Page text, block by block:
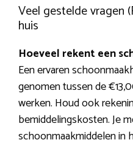
Veel gestelde vragen
huis
Hoeveel rekent een
Een ervaren
genomen tussen de
werken. Houd ook
bemiddelingskosten. Je
schoonmaakmiddelen in